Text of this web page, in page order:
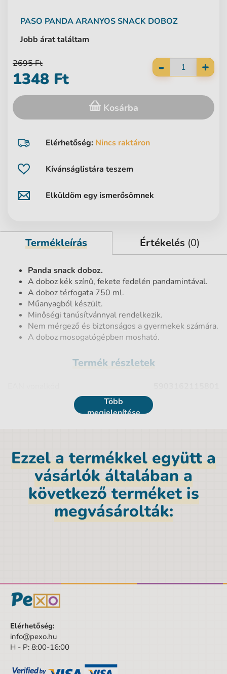
PASO PANDA ARANYOS SNACK DOBOZ
Jobb árat találtam
Kívánságlistára teszem
Elküldöm egy ismerősömnek
Elérhetőség: Nincs raktáron
- +
2695 Ft
1348 Ft
Kosárba
Termékleírás Értékelés (0)
Panda snack doboz.
A doboz kék színű, fekete fedelén pandamintával.
A doboz térfogata 750 ml.
Műanyagból készült.
Minőségi tanúsítvánnyal rendelkezik.
Nem mérgező és biztonságos a gyermekek számára.
A doboz mosogatógépben mosható.
Termék részletek
Márka
Paso
Polypropylen
Kortól
Készlet/Szett/Csomag
Dizájnos tétel
Minta
Több
megjelenítése
Ezzel a termékkel együtt a
vásárlók általában a
következő terméket is
megvásárolták:
Elérhetőség:
info@pexo.hu
H - P: 8:00-16:00